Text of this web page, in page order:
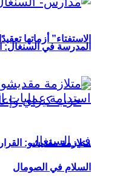
الاستفتاء” أزماتها
المدرسة في السنغال:
السلام في الصومال